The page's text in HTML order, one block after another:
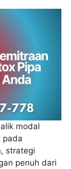
modal
pada
strategi
penuh dari